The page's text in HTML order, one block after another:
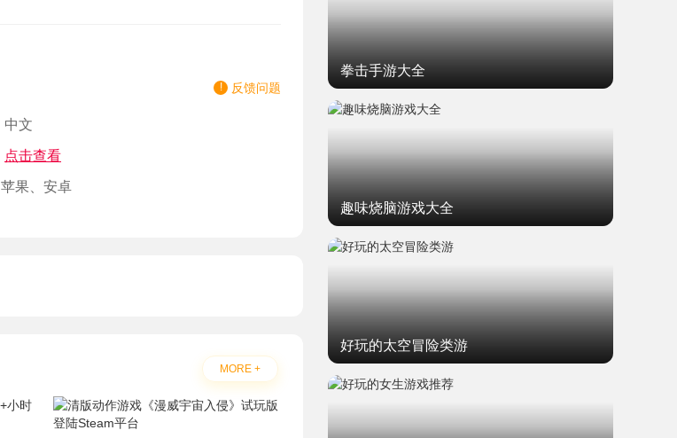
反馈问题
中文
点击查看
苹果、安卓
MORE +
拳击手游大全
趣味烧脑游戏大全
好玩的太空冒险类游